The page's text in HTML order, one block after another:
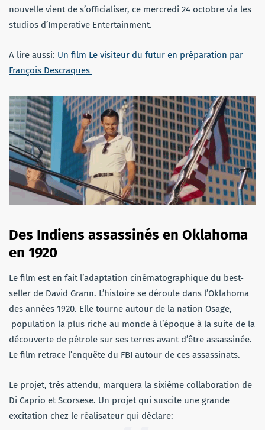
nouvelle vient de s’officialiser, ce mercredi 24 octobre via les
studios d’Imperative Entertainment.
A lire aussi: Un film Le visiteur du futur en préparation par
François Descraques
Des Indiens assassinés en Oklahoma
en 1920
Le film est en fait l’adaptation cinématographique du best-
seller de David Grann. L’histoire se déroule dans l’Oklahoma
des années 1920. Elle tourne autour de la nation Osage,
population la plus riche au monde à l’époque à la suite de la
découverte de pétrole sur ses terres avant d’être assassinée.
Le film retrace l’enquête du FBI autour de ces assassinats.
Le projet, très attendu, marquera la sixième collaboration de
Di Caprio et Scorsese. Un projet qui suscite une grande
excitation chez le réalisateur qui déclare: